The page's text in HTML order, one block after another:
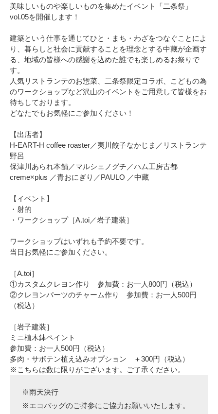
美味しいものや楽しいものを集めたイベント「二条祭」
vol.05を開催します！
建築という仕事を通じてひと・まち・わざをつなぐことによ
り、暮らしと社会に貢献することを理念とする中藏が企画す
る、地域の皆様への感謝を込めた誰でも楽しめるお祭りで
す。
人気リストランテのお惣菜、二条祭限定コラボ、こどもの為
のワークショップなど沢山のイベントをご用意して皆様をお
待ちしております。
どなたでもお気軽にご参加ください！
【出店者】
H-EART-H coffee roaster／夷川餃子なかじま／リストランテ
野呂
保津川あられ本舗／マルシェノグチ／ハム工房古都
creme×plus ／青おにぎり／PAULO ／中藏
【イベント】
・射的
・ワークショップ［A.toi／岩子建装］
ワークショップはいずれも予約不要です。
当日お気軽にご参加ください。
［A.toi］
①カスタムクレヨン作り 参加費：お一人800円（税込）
②クレヨンパーツのチャーム作り 参加費：お一人500円
（税込）
［岩子建装］
ミニ植木鉢ペイント
参加費：お一人500円（税込）
多肉・サボテン植え込みオプション ＋300円（税込）
※こちらは数に限りがございます。ご了承ください。
※雨天決行
※エコバッグのご持参にご協力お願いいたします。